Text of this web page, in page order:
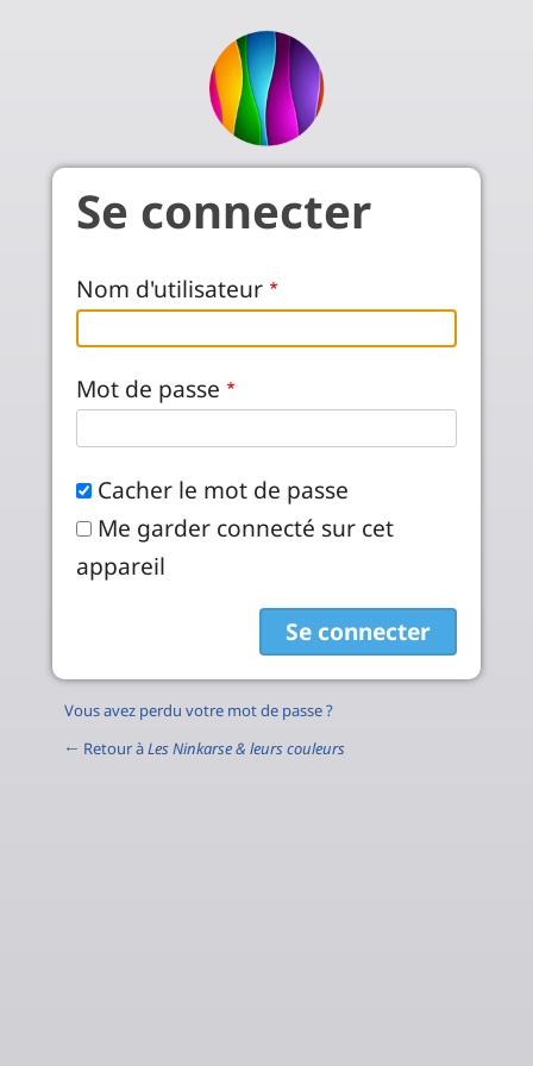
Se connecter
Nom d'utilisateur
Mot de passe
Cacher le mot de passe
Me garder connecté sur cet
appareil
Vous avez perdu votre mot de passe ?
← Retour àLes Ninkarse & leurs couleurs